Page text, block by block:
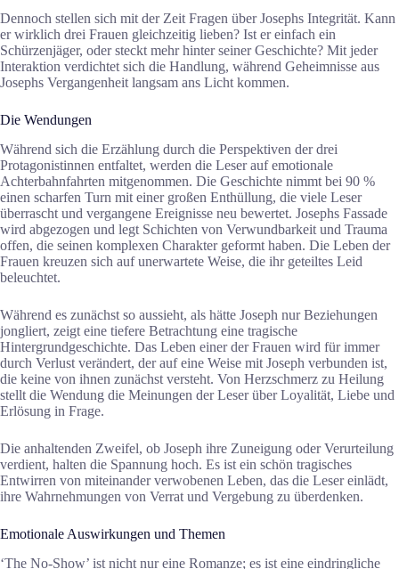
Dennoch stellen sich mit der Zeit Fragen über Josephs Integrität. Kann
er wirklich drei Frauen gleichzeitig lieben? Ist er einfach ein
Schürzenjäger, oder steckt mehr hinter seiner Geschichte? Mit jeder
Interaktion verdichtet sich die Handlung, während Geheimnisse aus
Josephs Vergangenheit langsam ans Licht kommen.
Die Wendungen
Während sich die Erzählung durch die Perspektiven der drei
Protagonistinnen entfaltet, werden die Leser auf emotionale
Achterbahnfahrten mitgenommen. Die Geschichte nimmt bei 90 %
einen scharfen Turn mit einer großen Enthüllung, die viele Leser
überrascht und vergangene Ereignisse neu bewertet. Josephs Fassade
wird abgezogen und legt Schichten von Verwundbarkeit und Trauma
offen, die seinen komplexen Charakter geformt haben. Die Leben der
Frauen kreuzen sich auf unerwartete Weise, die ihr geteiltes Leid
beleuchtet.
Während es zunächst so aussieht, als hätte Joseph nur Beziehungen
jongliert, zeigt eine tiefere Betrachtung eine tragische
Hintergrundgeschichte. Das Leben einer der Frauen wird für immer
durch Verlust verändert, der auf eine Weise mit Joseph verbunden ist,
die keine von ihnen zunächst versteht. Von Herzschmerz zu Heilung
stellt die Wendung die Meinungen der Leser über Loyalität, Liebe und
Erlösung in Frage.
Die anhaltenden Zweifel, ob Joseph ihre Zuneigung oder Verurteilung
verdient, halten die Spannung hoch. Es ist ein schön tragisches
Entwirren von miteinander verwobenen Leben, das die Leser einlädt,
ihre Wahrnehmungen von Verrat und Vergebung zu überdenken.
Emotionale Auswirkungen und Themen
‘The No-Show’ ist nicht nur eine Romanze; es ist eine eindringliche